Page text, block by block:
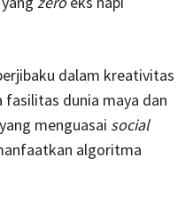
dalam kreativitas
fasilitas dunia maya dan
menguasai social
algoritma